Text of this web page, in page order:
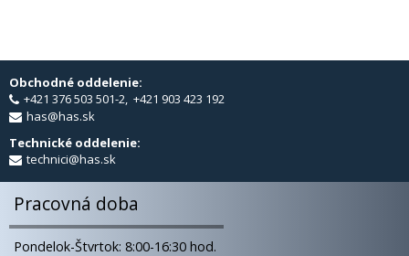
Obchodné oddelenie:
+421 376 503 501-2, +421 903 423 192
has@has.sk
Technické oddelenie:
technici@has.sk
Pracovná doba
Pondelok-Štvrtok: 8:00-16:30 hod.